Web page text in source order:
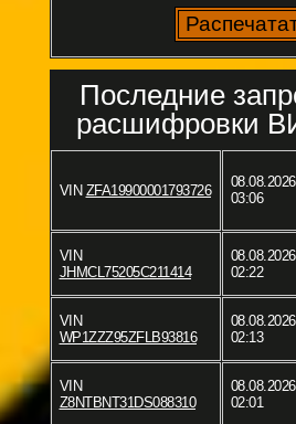
Последние
расшифровки
VIN ZFA19900001793726
08.08.2026
03:06
VIN
JHMCL75205C211414
08.08.2026
02:22
VIN
WP1ZZZ95ZFLB93816
08.08.2026
02:13
VIN
Z8NTBNT31DS088310
08.08.2026
02:01